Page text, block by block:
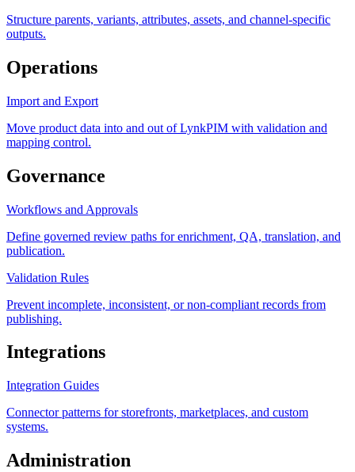
Structure parents, variants, attributes, assets, and channel-specific
outputs.
Operations
Import and Export
Move product data into and out of LynkPIM with validation and
mapping control.
Governance
Workflows and Approvals
Define governed review paths for enrichment, QA, translation, and
publication.
Validation Rules
Prevent incomplete, inconsistent, or non-compliant records from
publishing.
Integrations
Integration Guides
Connector patterns for storefronts, marketplaces, and custom
systems.
Administration